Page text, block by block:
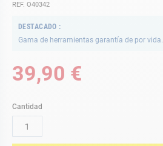
REF. O40342
DESTACADO
Gama de herramientas garantía de por vida.
39,90 €
Cantidad